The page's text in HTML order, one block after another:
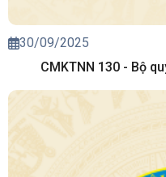
30/09/2025
CMKTNN 130 - Bộ